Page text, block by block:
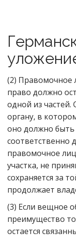
(2) Правомочное
право должно
одной из
органу, в
оно должно быть
соответственно
правомочное
участка, не
сохраняется за
продолжает
(3) Если вещное
преимущество
остается